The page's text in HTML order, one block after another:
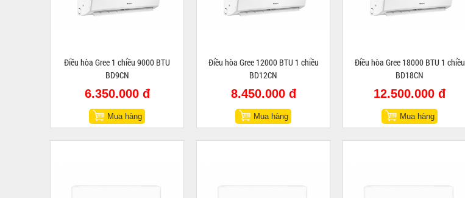
Điều hòa Gree 1 chiều 9000 BTU
BD9CN
6.350.000 đ
Mua hàng
Điều hòa Gree 12000 BTU 1 chiều
BD12CN
8.450.000 đ
Mua hàng
Điều hòa Gree 18000 BTU 1 chiều
BD18CN
12.500.000 đ
Mua hàng